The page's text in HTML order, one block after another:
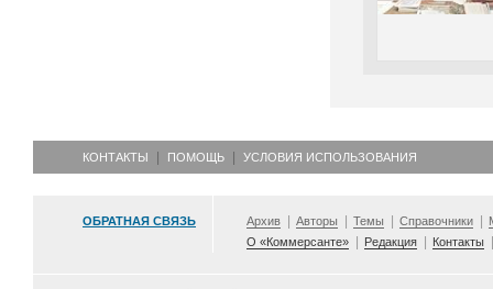
КОНТАКТЫ ПОМОЩЬ УСЛОВИЯ ИСПОЛЬЗОВАНИЯ
ОБРАТНАЯ СВЯЗЬ Архив Авторы Темы Справочники
О «Коммерсанте»
Редакция Контакты